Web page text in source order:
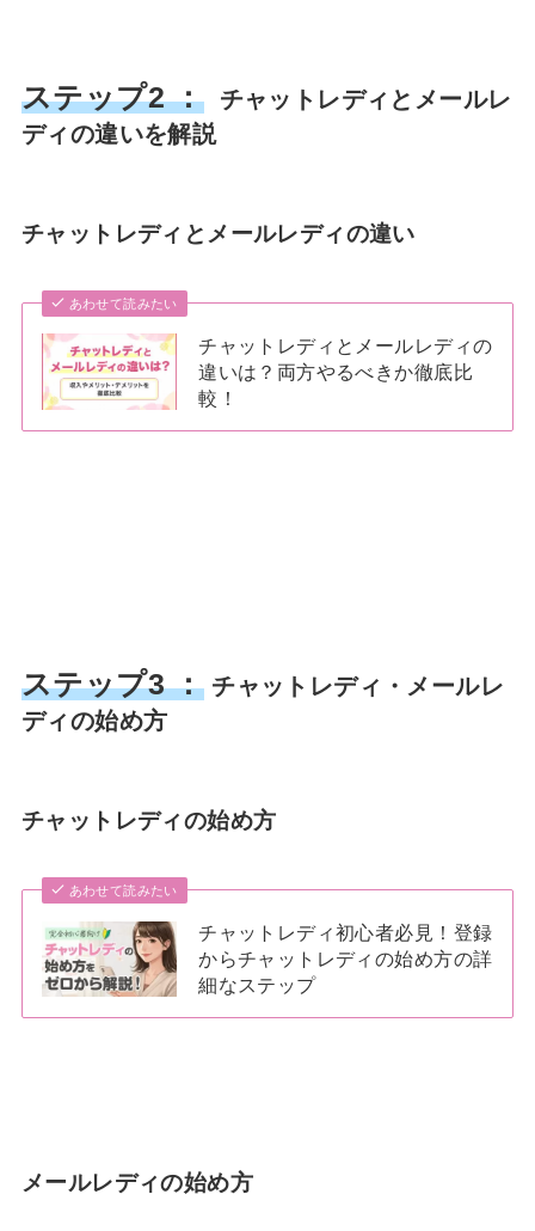
ステップ2 ：チャットレディとメールレ
ディの違いを解説
チャットレディとメールレディの違い
あわせて読みたい
チャットレディとメールレディの
違いは？両方やるべきか徹底比
較！
ステップ3 ：チャットレディ・メールレ
ディの始め方
チャットレディの始め方
あわせて読みたい
チャットレディ初心者必見！登録
からチャットレディの始め方の詳
細なステップ
メールレディの始め方